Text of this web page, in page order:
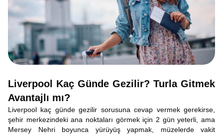
Liverpool Kaç Günde Gezilir? Turla Gitmek
Avantajlı mı?
Liverpool kaç günde gezilir sorusuna cevap vermek gerekirse,
şehir merkezindeki ana noktaları görmek için 2 gün yeterli, ama
Mersey Nehri boyunca yürüyüş yapmak, müzelerde vakit